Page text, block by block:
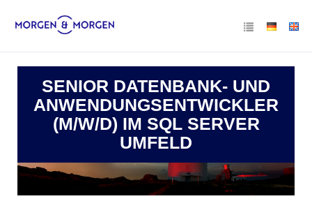
SENIOR DATENBANK- UND
ANWENDUNGSENTWICKLER
(M/W/D) IM SQL SERVER
UMFELD